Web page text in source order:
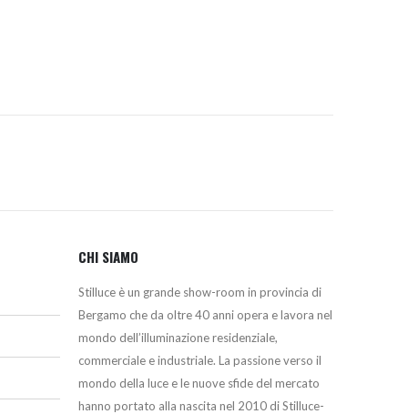
CHI SIAMO
Stilluce è un grande show-room in provincia di
Bergamo che da oltre 40 anni opera e lavora nel
mondo dell’illuminazione residenziale,
commerciale e industriale. La passione verso il
mondo della luce e le nuove sfide del mercato
hanno portato alla nascita nel 2010 di Stilluce-